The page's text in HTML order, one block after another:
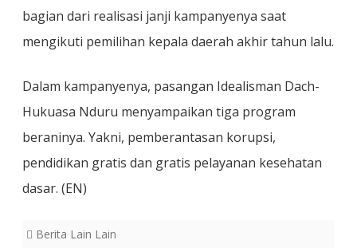
bagian dari realisasi janji kampanyenya saat
mengikuti pemilihan kepala daerah akhir tahun lalu.
Dalam kampanyenya, pasangan Idealisman Dach-
Hukuasa Nduru menyampaikan tiga program
beraninya. Yakni, pemberantasan korupsi,
pendidikan gratis dan gratis pelayanan kesehatan
dasar. (EN)
Berita Lain Lain